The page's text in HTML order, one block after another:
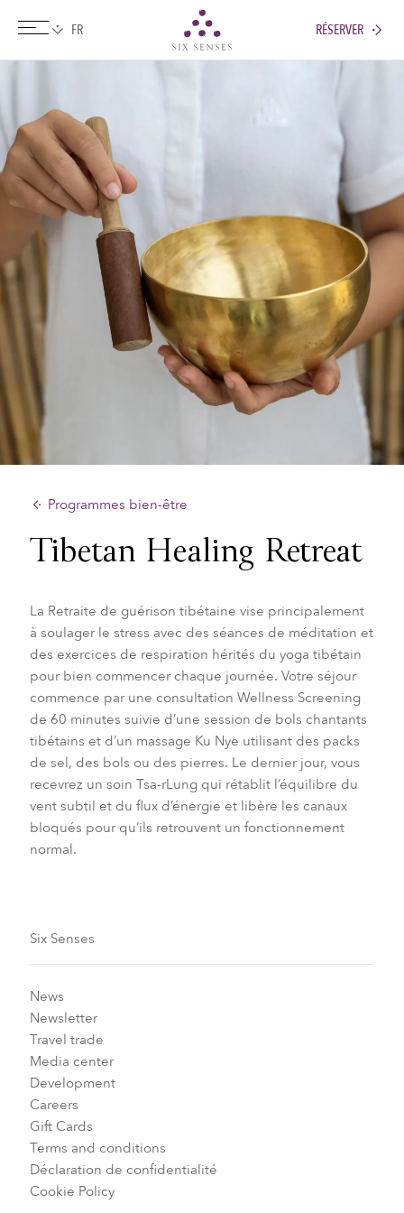
RÉSERVER
Programmes bien-être
Tibetan Healing Retreat
La Retraite de guérison tibétaine vise principalement
à soulager le stress avec des séances de méditation et
des exercices de respiration hérités du yoga tibétain
pour bien commencer chaque journée. Votre séjour
commence par une consultation Wellness Screening
de 60 minutes suivie d’une session de bols chantants
tibétains et d’un massage Ku Nye utilisant des packs
de sel, des bols ou des pierres. Le dernier jour, vous
recevrez un soin Tsa-rLung qui rétablit l’équilibre du
vent subtil et du flux d’énergie et libère les canaux
bloqués pour qu’ils retrouvent un fonctionnement
normal.
Six Senses
News
Newsletter
Travel trade
Media center
Development
Careers
Gift Cards
Terms and conditions
Déclaration de confidentialité
Cookie Policy